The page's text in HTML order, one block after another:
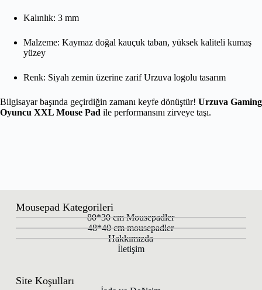
Kalınlık: 3 mm
Malzeme: Kaymaz doğal kauçuk taban, yüksek kaliteli kumaş
yüzey
Renk: Siyah zemin üzerine zarif Urzuva logolu tasarım
Bilgisayar başında geçirdiğin zamanı keyfe dönüştür! Urzuva Gaming
Oyuncu XXL Mouse Pad ile performansını zirveye taşı.
Mousepad Kategorileri
80*30 cm Mousepadler
48*40 cm mousepadler
Hakkımızda
İletişim
Site Koşulları